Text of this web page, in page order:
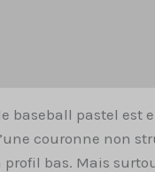
baseball pastel est
couronne non
bas. Mais